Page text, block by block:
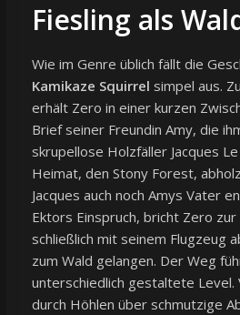
Fiesling als
Wie im Genre üblich fällt die
Kamikaze Squirrel simpel aus.
erhält Zero in einer kurzen
Brief seiner Freundin Amy, die
skrupellose Holzfäller Jacques
Heimat, den Stony Forest,
Jacques auch noch Amys Vater
Ektors Einspruch, bricht Zero
schließlich mit seinem Flugzeug
zum Wald gelangen. Der Weg
unterschiedlich gestaltete Level.
durch Höhlen über schmutzige